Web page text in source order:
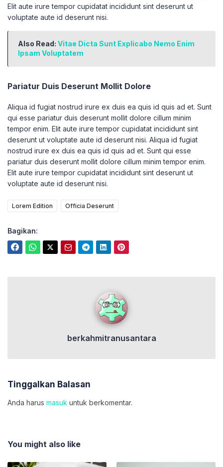
Elit aute irure tempor cupidatat incididunt sint deserunt ut
voluptate aute id deserunt nisi.
Also Read: Vitae Dicta Sunt Explicabo Nemo Enim
Ipsam Voluptatem
Pariatur Duis Deserunt Mollit Dolore
Aliqua id fugiat nostrud irure ex duis ea quis id quis ad et. Sunt
qui esse pariatur duis deserunt mollit dolore cillum minim
tempor enim. Elit aute irure tempor cupidatat incididunt sint
deserunt ut voluptate aute id deserunt nisi. Aliqua id fugiat
nostrud irure ex duis ea quis id quis ad et. Sunt qui esse
pariatur duis deserunt mollit dolore cillum minim tempor enim.
Elit aute irure tempor cupidatat incididunt sint deserunt ut
voluptate aute id deserunt nisi.
Lorem Edition Officia Deserunt
Bagikan:
berkahmitranusantara
Tinggalkan Balasan
Anda harus masuk untuk berkomentar.
You might also like